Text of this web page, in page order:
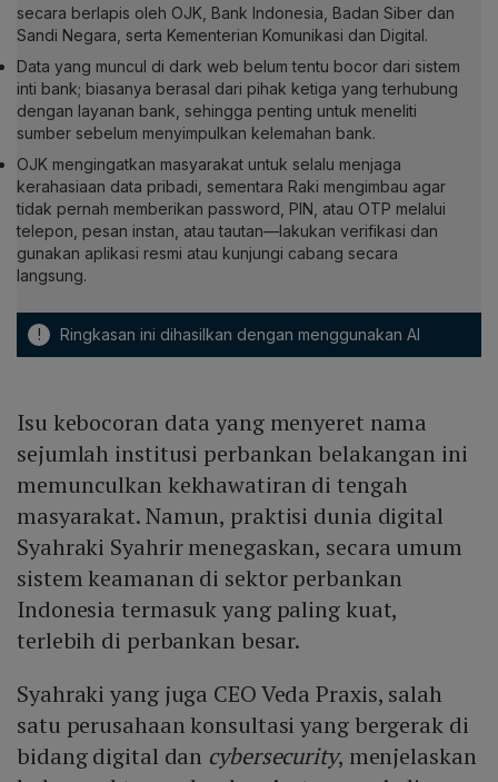
secara berlapis oleh OJK, Bank Indonesia, Badan Siber dan
Sandi Negara, serta Kementerian Komunikasi dan Digital.
Data yang muncul di dark web belum tentu bocor dari sistem
inti bank; biasanya berasal dari pihak ketiga yang terhubung
dengan layanan bank, sehingga penting untuk meneliti
sumber sebelum menyimpulkan kelemahan bank.
OJK mengingatkan masyarakat untuk selalu menjaga
kerahasiaan data pribadi, sementara Raki mengimbau agar
tidak pernah memberikan password, PIN, atau OTP melalui
telepon, pesan instan, atau tautan—lakukan verifikasi dan
gunakan aplikasi resmi atau kunjungi cabang secara
langsung.
! Ringkasan ini dihasilkan dengan menggunakan AI
Isu kebocoran data yang menyeret nama
sejumlah institusi perbankan belakangan ini
memunculkan kekhawatiran di tengah
masyarakat. Namun, praktisi dunia digital
Syahraki Syahrir menegaskan, secara umum
sistem keamanan di sektor perbankan
Indonesia termasuk yang paling kuat,
terlebih di perbankan besar.
Syahraki yang juga CEO Veda Praxis, salah
satu perusahaan konsultasi yang bergerak di
bidang digital dan cybersecurity, menjelaskan